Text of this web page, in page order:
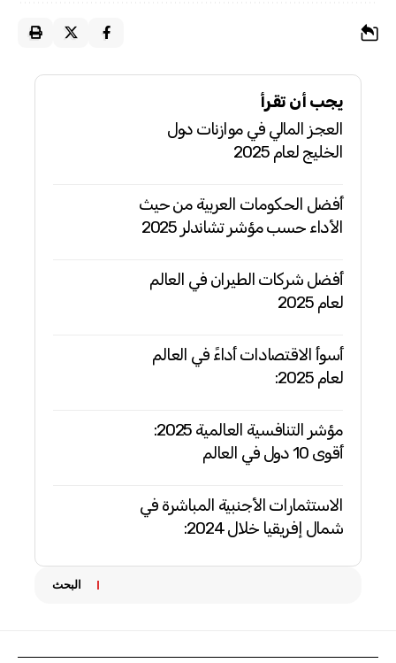
يجب أن تقرأ
العجز المالي في موازنات دول
الخليج لعام 2025
أفضل الحكومات العربية من حيث
الأداء حسب مؤشر تشاندلر 2025
أفضل شركات الطيران في العالم
لعام 2025
أسوأ الاقتصادات أداءً في العالم
لعام 2025:
مؤشر التنافسية العالمية 2025:
أقوى 10 دول في العالم
الاستثمارات الأجنبية المباشرة في
شمال إفريقيا خلال 2024:
البحث